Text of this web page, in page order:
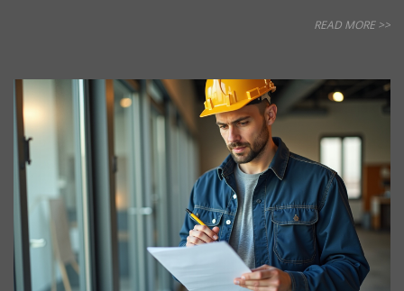
READ MORE >>